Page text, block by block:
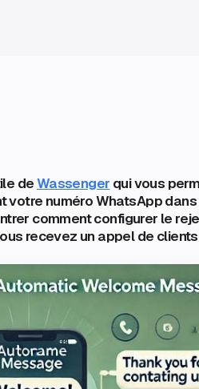
deWassenger qui vous
numéro WhatsApp
comment configurer le
recevez un appel de